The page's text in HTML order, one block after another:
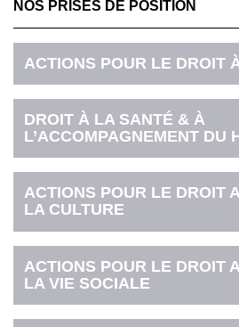
NOS PRISES DE POSITION
ACTIONS POUR LE DROIT
DROIT À LA SANTÉ & À
L’ACCOMPAGNEMENT DU
ACTIONS POUR LE DROIT
LA CULTURE
ACTIONS POUR LE DROIT
LA VIE SOCIALE